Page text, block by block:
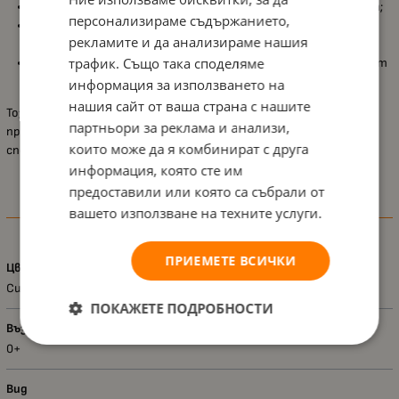
Пълнеж от полиестер, който осигурява лекота и комфорт;
Дизайн с влакче в син цвят , който придава свеж и детски
акцент в стаята;
Подходящ за ежедневна употреба, като осигурява комфорт
през всички сезони.
Този комплект е отличен избор за родители, които търсят
практично, меко и стилно решение за създаване на уютна и
спокойна среда за сън на своето бебе.
Характеристики
Цвят
Син
Възраст - диапазон
0+
Вид
персонализираме съдържанието,
рекламите и да анализираме нашия
трафик. Също така споделяме
информация за използването на
нашия сайт от ваша страна с нашите
партньори за реклама и анализи,
които може да я комбинират с друга
информация, която сте им
предоставили или която са събрали от
вашето използване на техните услуги.
ПРИЕМЕТЕ ВСИЧКИ
ПОКАЖЕТЕ ПОДРОБНОСТИ